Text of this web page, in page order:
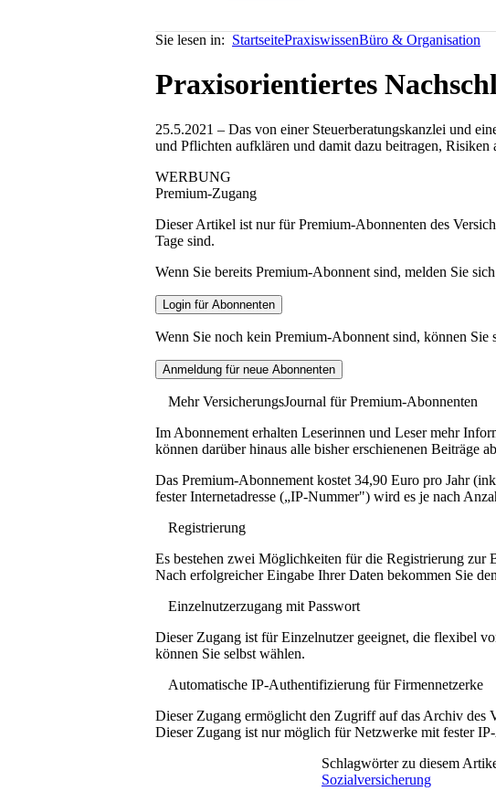
Sie lesen in: StartseitePraxiswissenBüro & Organisation
Praxisorientiertes
25.5.2021 – Das von einer Steuerberatungskanzlei und
und Pflichten aufklären und damit dazu beitragen,
WERBUNG
Premium-Zugang
Dieser Artikel ist nur für Premium-Abonnenten des
Tage sind.
Wenn Sie bereits Premium-Abonnent sind, melden Sie
Wenn Sie noch kein Premium-Abonnent sind, können Sie
Mehr VersicherungsJournal für Premium-Abonnenten
Im Abonnement erhalten Leserinnen und Leser mehr
können darüber hinaus alle bisher erschienenen Beiträge
Das Premium-Abonnement kostet 34,90 Euro pro Jahr
fester Internetadresse („IP-Nummer") wird es je nach
Registrierung
Es bestehen zwei Möglichkeiten für die Registrierung zur
Nach erfolgreicher Eingabe Ihrer Daten bekommen Sie
Einzelnutzerzugang mit Passwort
Dieser Zugang ist für Einzelnutzer geeignet, die flexibel
können Sie selbst wählen.
Automatische IP-Authentifizierung für Firmennetzerke
Dieser Zugang ermöglicht den Zugriff auf das Archiv des
Dieser Zugang ist nur möglich für Netzwerke mit fester
Schlagwörter zu diesem
Sozialversicherung